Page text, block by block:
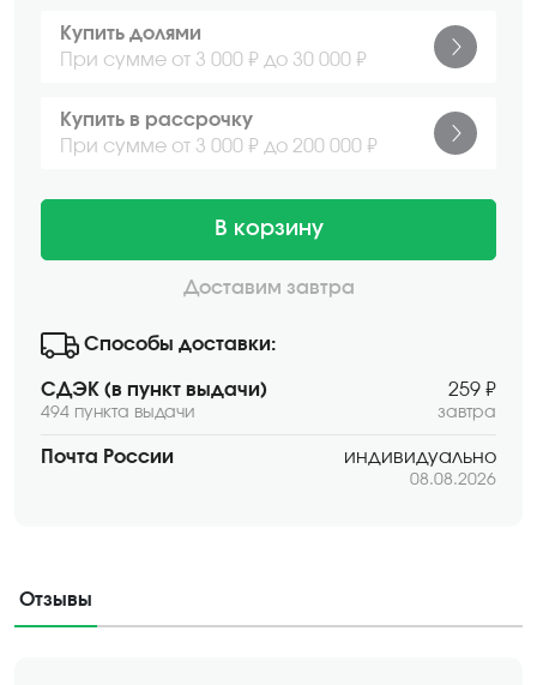
Купить долями
При сумме от 3 000 ₽ до 30 000 ₽
Купить в рассрочку
При сумме от 3 000 ₽ до 200 000 ₽
В корзину
Доставим завтра
Способы доставки:
СДЭК (в пункт выдачи)
494 пункта выдачи
259 ₽
завтра
Почта России индивидуально
08.08.2026
Отзывы